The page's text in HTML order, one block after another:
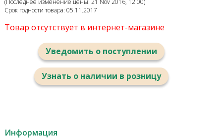
(Последнее изменение цены: 21 Nov 2016, 12:00)
Срок годности товара: 05.11.2017
Товар отсутствует в интернет-магазине
Уведомить о поступлении
Узнать о наличии в розницу
Информация